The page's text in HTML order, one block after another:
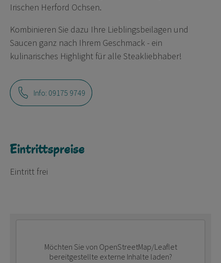
Irischen Herford Ochsen.
Kombinieren Sie dazu Ihre Lieblingsbeilagen und
Saucen ganz nach Ihrem Geschmack - ein
kulinarisches Highlight für alle Steakliebhaber!
Info: 09175 9749
Eintrittspreise
Eintritt frei
Möchten Sie von OpenStreetMap/Leaflet
bereitgestellte externe Inhalte laden?